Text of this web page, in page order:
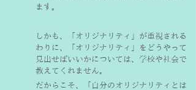
ます。
しかも、「オリジナリティ」が重視される
わりに、「オリジナリティ」をどうやって
見出せばいいかについては、学校や社会で
教えてくれません。
だからこそ、「自分のオリジナリティとは